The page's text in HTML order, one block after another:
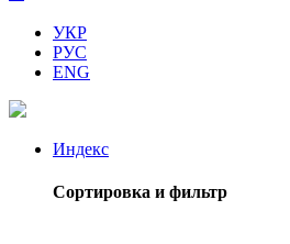
УКР
РУС
ENG
Индекс
Сортировка и фильтр